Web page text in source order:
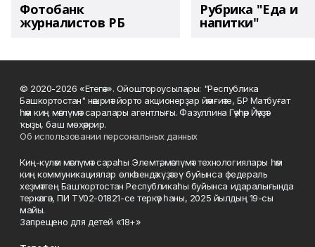
Фотобанк
журналистов РБ
Рубрика "Еда и
напитки"
© 2020-2026 «Етегән». Ойоштороусылары: "Республика
Башкортостан" нәшриәт йорто акционерҙар йәмғиәте, БР Матбуғат
һәм киң мәғлүмәт саралары агентлығы. Фазуллина Гәүһәр Йәүҙәт
ҡыҙы, баш мөхәррир.
Об использовании персональных данных
Киң-күләм мәғлүмәт сараһы Элемтә, мәғлүмәт технологиялары һәм
киң коммуникациялар өлкәһендә күҙәтеү буйынса федераль
хеҙмәттең Башҡортостан Республикаһы буйынса идаралығында
теркәлгән, ПИ ТУ02-01821-се теркәү һаны, 2025 йылдың 19-сы
майы.
Запрещено для детей «18+»